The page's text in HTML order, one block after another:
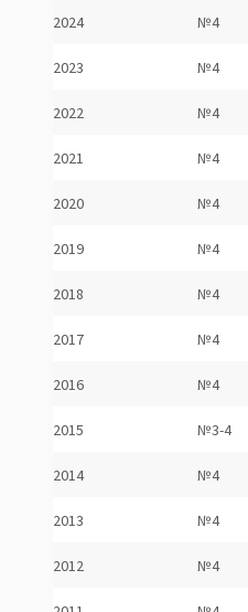
2024 №4
2023 №4
2022 №4
2021 №4
2020 №4
2019 №4
2018 №4
2017 №4
2016 №4
2015 №3-4
2014 №4
2013 №4
2012 №4